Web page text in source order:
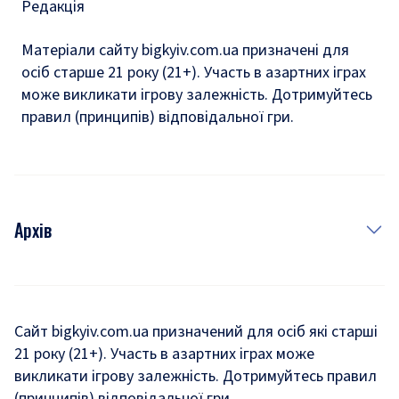
Редакція
Матеріали сайту bigkyiv.com.ua призначені для
осіб старше 21 року (21+). Участь в азартних іграх
може викликати ігрову залежність. Дотримуйтесь
правил (принципів) відповідальної гри.
Архів
Комуналка
Хроніки війни
Сайт bigkyiv.com.ua призначений для осіб які старші
21 року (21+). Участь в азартних іграх може
викликати ігрову залежність. Дотримуйтесь правил